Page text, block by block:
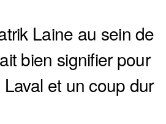
Laine au sein de
bien signifier pour
et un coup dur